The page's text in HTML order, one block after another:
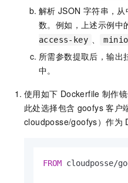
解析 JSON 字符串，从
数。例如，上述示例中
access-key
所需参数提取后，输出
中。
使用如下 Dockerfile 制作镜
此处选择包含 goofys 客户
cloudposse/goofys）作为
FROM cloudposse/